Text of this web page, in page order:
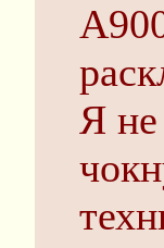
Я не